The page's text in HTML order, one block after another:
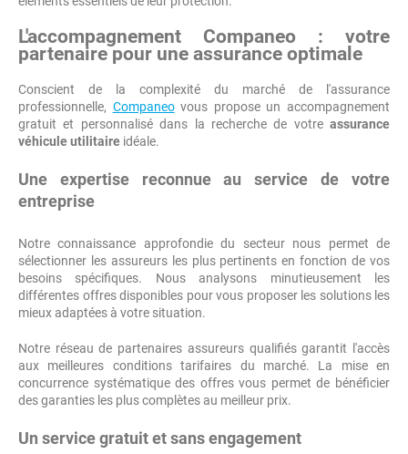
L'accompagnement Companeo : votre
partenaire pour une assurance optimale
Conscient de la complexité du marché de l'assurance
professionnelle, Companeovous propose un accompagnement
gratuit et personnalisé dans la recherche de votre assurance
véhicule utilitaire idéale.
Une expertise reconnue au service de votre
entreprise
Notre connaissance approfondie du secteur nous permet de
sélectionner les assureurs les plus pertinents en fonction de vos
besoins spécifiques. Nous analysons minutieusement les
différentes offres disponibles pour vous proposer les solutions les
mieux adaptées à votre situation.
Notre réseau de partenaires assureurs qualifiés garantit l'accès
aux meilleures conditions tarifaires du marché. La mise en
concurrence systématique des offres vous permet de bénéficier
des garanties les plus complètes au meilleur prix.
Un service gratuit et sans engagement